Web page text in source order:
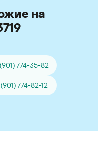
на
774-35-82
774-82-12